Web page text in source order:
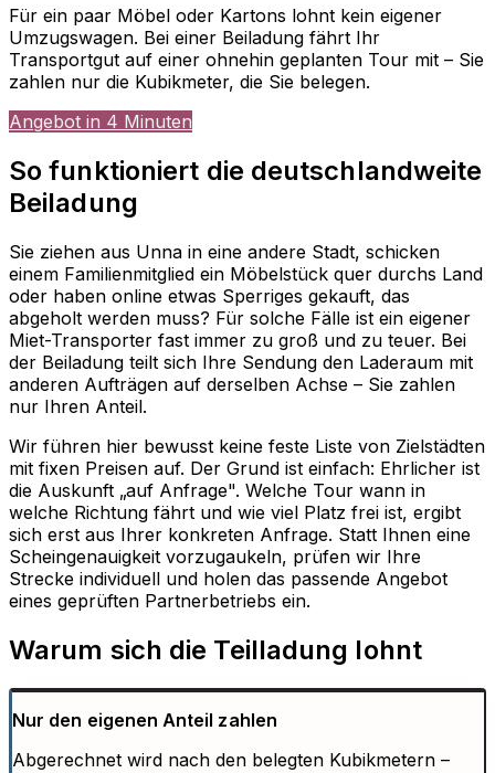
Für ein paar Möbel oder Kartons lohnt kein eigener
Umzugswagen. Bei einer Beiladung fährt Ihr
Transportgut auf einer ohnehin geplanten Tour mit – Sie
zahlen nur die Kubikmeter, die Sie belegen.
Angebot in 4 Minuten
So funktioniert die deutschlandweite
Beiladung
Sie ziehen aus Unna in eine andere Stadt, schicken
einem Familienmitglied ein Möbelstück quer durchs Land
oder haben online etwas Sperriges gekauft, das
abgeholt werden muss? Für solche Fälle ist ein eigener
Miet-Transporter fast immer zu groß und zu teuer. Bei
der Beiladung teilt sich Ihre Sendung den Laderaum mit
anderen Aufträgen auf derselben Achse – Sie zahlen
nur Ihren Anteil.
Wir führen hier bewusst keine feste Liste von Zielstädten
mit fixen Preisen auf. Der Grund ist einfach: Ehrlicher ist
die Auskunft „auf Anfrage". Welche Tour wann in
welche Richtung fährt und wie viel Platz frei ist, ergibt
sich erst aus Ihrer konkreten Anfrage. Statt Ihnen eine
Scheingenauigkeit vorzugaukeln, prüfen wir Ihre
Strecke individuell und holen das passende Angebot
eines geprüften Partnerbetriebs ein.
Warum sich die Teilladung lohnt
Nur den eigenen Anteil zahlen
Abgerechnet wird nach den belegten Kubikmetern –